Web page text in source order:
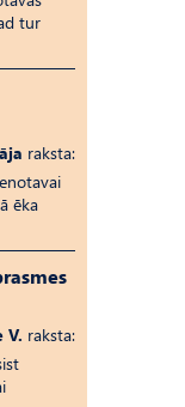
tur
raksta:
ēka
V. raksta: